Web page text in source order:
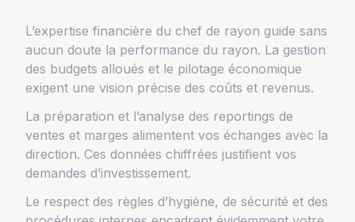
L’expertise financière du chef de rayon guide sans
aucun doute la performance du rayon. La gestion
des budgets alloués et le pilotage économique
exigent une vision précise des coûts et revenus.
La préparation et l’analyse des reportings de
ventes et marges alimentent vos échanges avec la
direction. Ces données chiffrées justifient vos
demandes d’investissement.
Le respect des règles d’hygiène, de sécurité et des